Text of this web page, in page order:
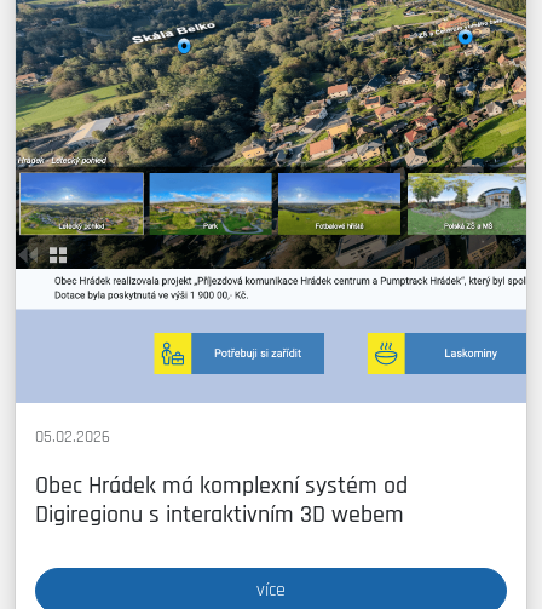
05.02.2026
Obec Hrádek má komplexní systém od
Digiregionu s interaktivním 3D webem
více